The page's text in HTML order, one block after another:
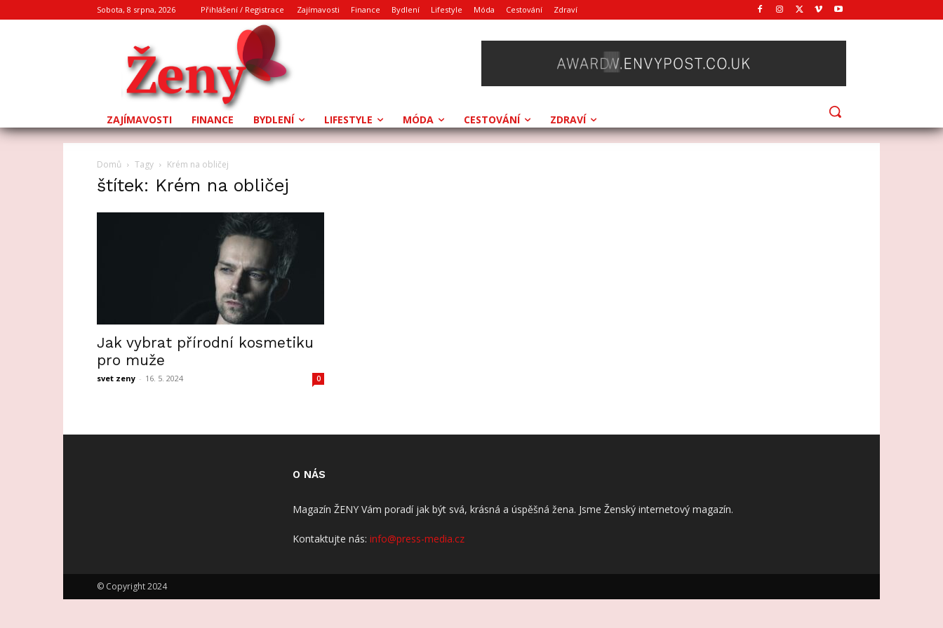
Sobota, 8 srpna, 2026 Přihlášení / Registrace Zajímavosti Finance Bydlení Lifestyle Móda Cestování Zdraví
ZAJÍMAVOSTI FINANCE BYDLENÍ LIFESTYLE MÓDA CESTOVÁNÍ ZDRAVÍ
Domů Tagy Krém na obličej
štítek: Krém na obličej
Jak vybrat přírodní kosmetiku
pro muže
svet zeny - 16. 5. 2024 0
O NÁS
Magazín ŽENY Vám poradí jak být svá, krásná a úspěšná žena. Jsme Ženský internetový magazín.
Kontaktujte nás: info@press-media.cz
© Copyright 2024